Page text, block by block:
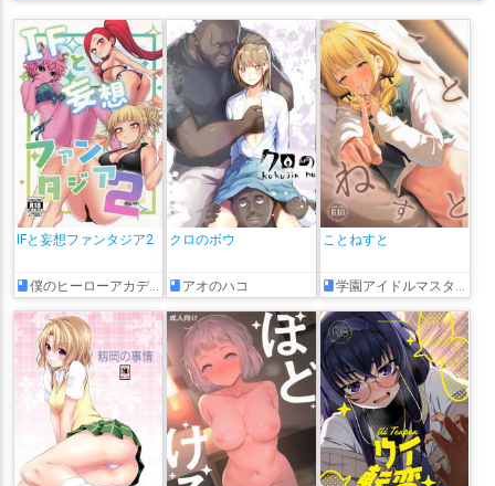
IFと妄想ファンタジア2
僕のヒーローアカデミア
クロのボウ
アオのハコ
ことねすと
学園アイドルマスター